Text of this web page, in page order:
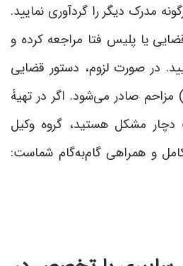
مدرک دیگر را گردآوری نمایید.
یا پلیس فتا مراجعه کرده و
در صورت لزوم، دستور قضایی
برای شناسایی آی‌پی (IP) مزاحم صادر می‌شود. اگر در تهیۀ
دچار مشکل هستید، گروه وکیل
و همراهی گام‌به‌گام شماست: